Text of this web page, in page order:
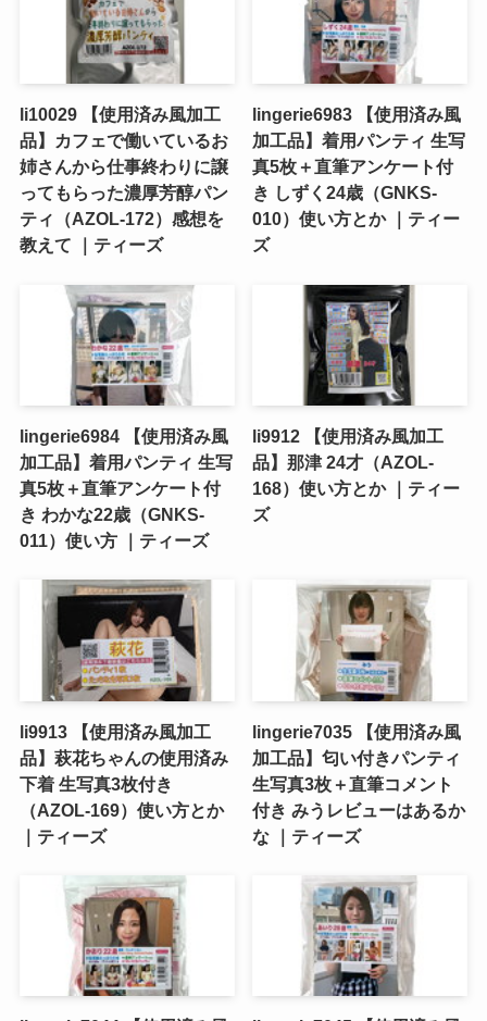
li10029 【使用済み風加工
品】カフェで働いているお
姉さんから仕事終わりに譲
ってもらった濃厚芳醇パン
ティ（AZOL-172）感想を
教えて ｜ティーズ
lingerie6983 【使用済み風
加工品】着用パンティ 生写
真5枚＋直筆アンケート付
き しずく24歳（GNKS-
010）使い方とか ｜ティー
ズ
lingerie6984 【使用済み風
加工品】着用パンティ 生写
真5枚＋直筆アンケート付
き わかな22歳（GNKS-
011）使い方 ｜ティーズ
li9912 【使用済み風加工
品】那津 24才（AZOL-
168）使い方とか ｜ティー
ズ
li9913 【使用済み風加工
品】萩花ちゃんの使用済み
下着 生写真3枚付き
（AZOL-169）使い方とか
｜ティーズ
lingerie7035 【使用済み風
加工品】匂い付きパンティ
生写真3枚＋直筆コメント
付き みうレビューはあるか
な ｜ティーズ